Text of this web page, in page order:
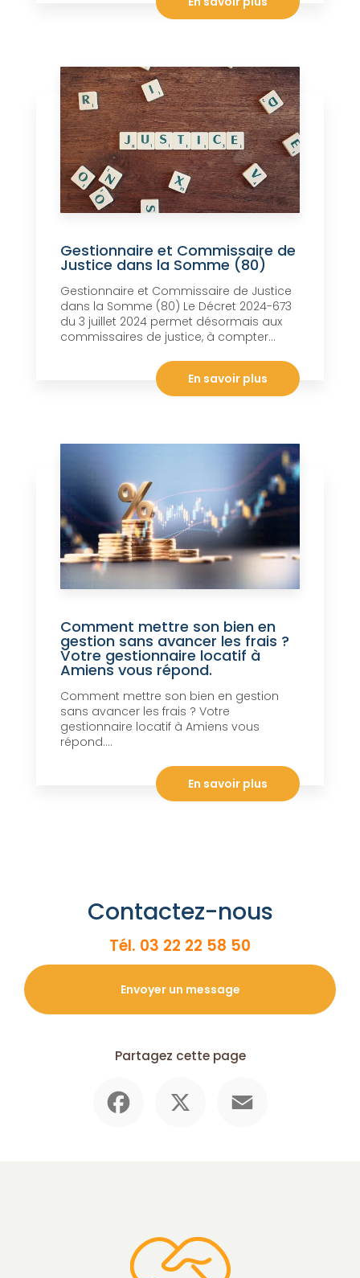
Gestionnaire et Commissaire de
Justice dans la Somme (80)
Gestionnaire et Commissaire de Justice
dans la Somme (80) Le Décret 2024-673
du 3 juillet 2024 permet désormais aux
commissaires de justice, à compter...
En savoir plus
Comment mettre son bien en
gestion sans avancer les frais ?
Votre gestionnaire locatif à
Amiens vous répond.
Comment mettre son bien en gestion
sans avancer les frais ? Votre
gestionnaire locatif à Amiens vous
répond....
En savoir plus
Contactez-nous
Tél. 03 22 22 58 50
Envoyer un message
Partagez cette page